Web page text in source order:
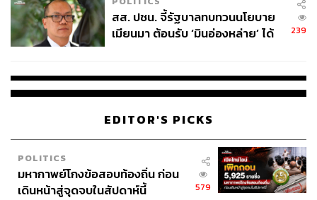
สส. ปชน. จี้รัฐบาลทบทวนนโยบาย
เมียนมา ต้อนรับ ‘มินอ่องหล่าย’ ได้
239
EDITOR'S PICKS
POLITICS
มหากาพย์โกงข้อสอบท้องถิ่น ก่อน
เดินหน้าสู่จุดจบในสัปดาห์นี้
579